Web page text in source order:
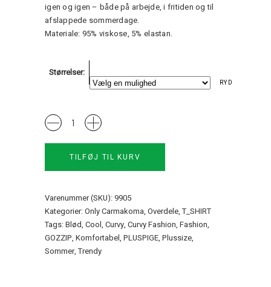
igen og igen – både på arbejde, i fritiden og til
afslappede sommerdage.
Materiale: 95% viskose, 5% elastan.
Størrelser
RYD
Gitte
T-
shirt
quantity
TILFØJ TIL KURV
Varenummer (SKU):9905
Kategorier:Only Carmakoma, Overdele,T_SHIRT
Tags:Blød, Cool, Curvy, Curvy Fashion, Fashion,
GOZZIP, Komfortabel, PLUSPIGE, Plussize,
Sommer,Trendy